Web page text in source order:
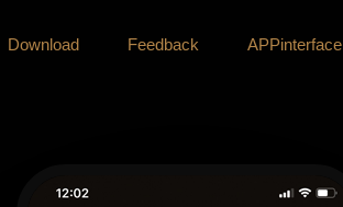
Download Feedback APPinterface